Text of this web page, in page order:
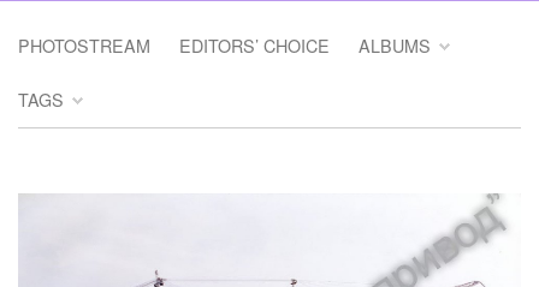
PHOTOSTREAM EDITORS’ CHOICE ALBUMS
TAGS